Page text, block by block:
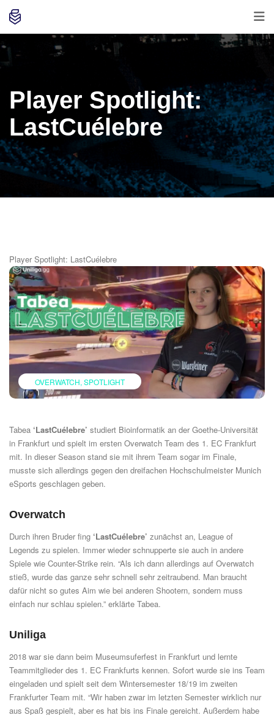
Player Spotlight:
LastCuélebre
Player Spotlight: LastCuélebre
OVERWATCH SPOTLIGHT
Tabea ‘LastCuélebre’ studiert Bioinformatik an der Goethe-Universität
in Frankfurt und spielt im ersten Overwatch Team des 1. EC Frankfurt
mit. In dieser Season stand sie mit ihrem Team sogar im Finale,
musste sich allerdings gegen den dreifachen Hochschulmeister Munich
eSports geschlagen geben.
Overwatch
Durch ihren Bruder fing ‘LastCuélebre’ zunächst an, League of
Legends zu spielen. Immer wieder schnupperte sie auch in andere
Spiele wie Counter-Strike rein. “Als ich dann allerdings auf Overwatch
stieß, wurde das ganze sehr schnell sehr zeitraubend. Man braucht
dafür nicht so gutes Aim wie bei anderen Shootern, sondern muss
einfach nur schlau spielen.” erklärte Tabea.
Uniliga
2018 war sie dann beim Museumsuferfest in Frankfurt und lernte
Teammitglieder des 1. EC Frankfurts kennen. Sofort wurde sie ins Team
eingeladen und spielt seit dem Wintersemester 18/19 im zweiten
Frankfurter Team mit. “Wir haben zwar im letzten Semester wirklich nur
aus Spaß gespielt, aber es hat bis ins Finale gereicht. Außerdem habe